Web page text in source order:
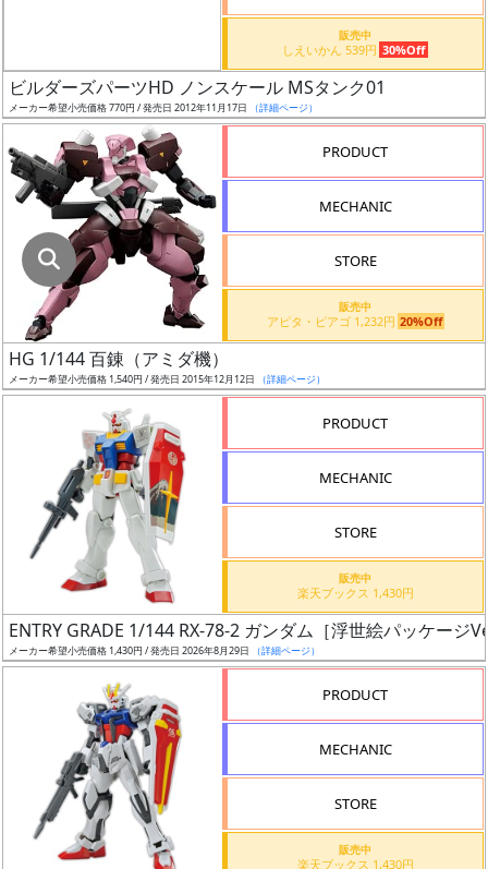
最
安
の
み
表
ク
ス
ア
ー
タ
ー
（β）
販売中
しえいかん 539円 30%Off
ビルダーズパーツHD ノンスケール MSタンク01
メーカー希望小売価格 770円 / 発売日 2012年11月17日 （詳細ページ）
PRODUCT
MECHANIC
STORE
販売中
アピタ・ピアゴ 1,232円 20%Off
HG 1/144 百錬（アミダ機）
メーカー希望小売価格 1,540円 / 発売日 2015年12月12日 （詳細ページ）
PRODUCT
MECHANIC
STORE
販売中
楽天ブックス 1,430円
ENTRY GRADE 1/144 RX-78-2 ガンダム［浮世絵パッケージ
メーカー希望小売価格 1,430円 / 発売日 2026年8月29日 （詳細ページ）
PRODUCT
MECHANIC
STORE
販売中
楽天ブックス 1,430円